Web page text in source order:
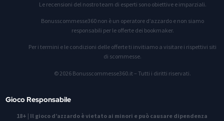
Le recensioni del nostro team di esperti sono obiettive e imparziali.
Bonusscommesse360 non è un operatore d’azzardo e non siamo
responsabili per le offerte dei bookmaker.
Per i termini e le condizioni delle offerte ti invitiamo a visitare i rispettivi siti
di scommesse.
© 2026 Bonusscommesse360.it – Tutti i diritti riservati.
Gioco Responsabile
18+ | Il gioco d’azzardo è vietato ai minori e può causare dipendenza